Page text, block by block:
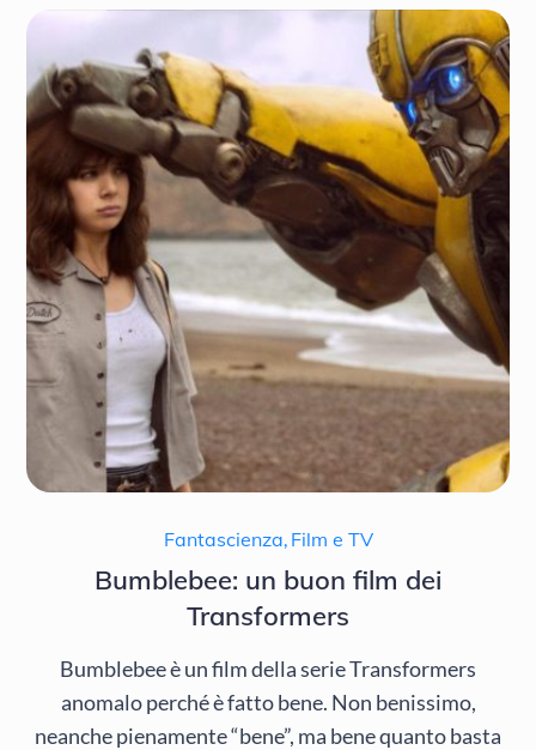
Fantascienza, Film e TV
Bumblebee: un buon film dei
Transformers
Bumblebee è un film della serie Transformers
anomalo perché è fatto bene. Non benissimo,
neanche pienamente “bene”, ma bene quanto basta